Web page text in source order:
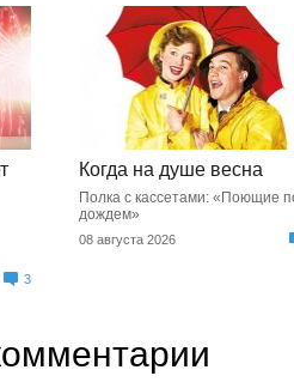
3
Когда на душе весна
Полка с кассетами: «Поющие
дождем»
08 августа 2026